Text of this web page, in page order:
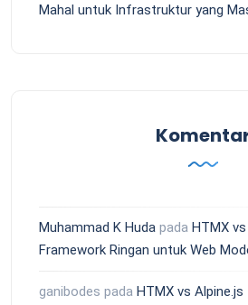
Mahal untuk Infrastruktur yang
Muhammad K Huda pada HTMX
Framework Ringan untuk Web
ganibodes pada HTMX vs